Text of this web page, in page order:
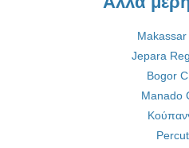
Makassar
Jepara
Bogor
Manado
Percut